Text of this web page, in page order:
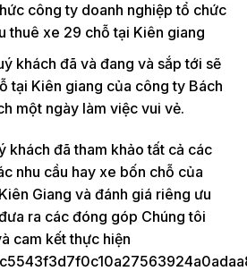
công ty doanh nghiệp tổ chức
thuê xe 29 chỗ tại Kiên giang
khách đã và đang và sắp tới sẽ
tại Kiên giang của công ty Bách
một ngày làm việc vui vẻ.
khách đã tham khảo tất cả các
nhu cầu hay xe bốn chỗ của
Giang và đánh giá riêng ưu
ra các đóng góp Chúng tôi
cam kết thực hiện